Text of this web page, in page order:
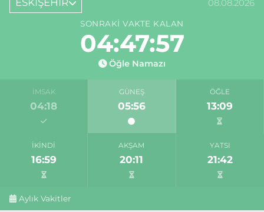
ESKİŞEHİR 08.08.2026
SONRAKI VAKTE KALAN
04:47:57
Öğle Namazı
İMSAK
04:18
GÜNEŞ
05:56
ÖĞLE
13:09
İKINDI
16:59
AKŞAM
20:11
YATSI
21:42
Aylık Vakitler